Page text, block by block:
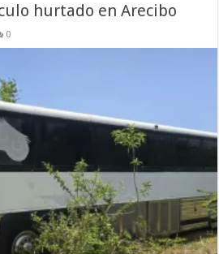
hurtado en Arecibo
0